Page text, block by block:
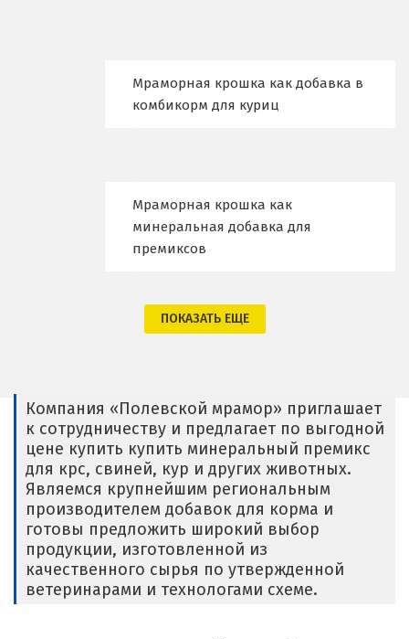
Дубна
Е
Егорьевск
Екатеринбург
Еленинка
Мраморная крошка как добавка в
комбикорм для куриц
Мраморная крошка как
минеральная добавка для
премиксов
ПОКАЗАТЬ ЕЩЕ
Компания «Полевской мрамор» приглашает
к сотрудничеству и предлагает по выгодной
цене купить купить минеральный премикс
для крс, свиней, кур и других животных.
Являемся крупнейшим региональным
производителем добавок для корма и
готовы предложить широкий выбор
продукции, изготовленной из
качественного сырья по утвержденной
ветеринарами и технологами схеме.